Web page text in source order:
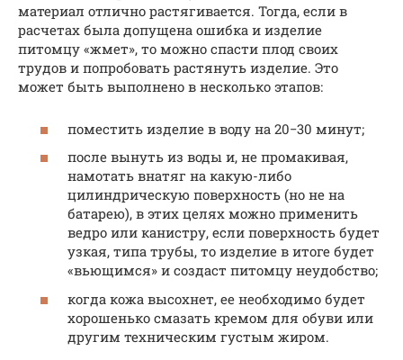
материал отлично растягивается. Тогда, если в
расчетах была допущена ошибка и изделие
питомцу «жмет», то можно спасти плод своих
трудов и попробовать растянуть изделие. Это
может быть выполнено в несколько этапов:
поместить изделие в воду на 20−30 минут;
после вынуть из воды и, не промакивая,
намотать внатяг на какую-либо
цилиндрическую поверхность (но не на
батарею), в этих целях можно применить
ведро или канистру, если поверхность будет
узкая, типа трубы, то изделие в итоге будет
«вьющимся» и создаст питомцу неудобство;
когда кожа высохнет, ее необходимо будет
хорошенько смазать кремом для обуви или
другим техническим густым жиром.